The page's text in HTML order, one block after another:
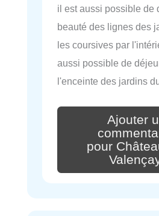
il est aussi possible de
beauté des lignes des
les coursives par
aussi possible de
l'enceinte des jardins
Ajouter
pour